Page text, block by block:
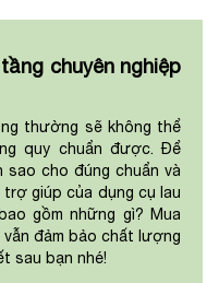
chuyên nghiệp
thường sẽ không thể
quy chuẩn được. Để
sao cho đúng chuẩn và
giúp của dụng cụ lau
gồm những gì? Mua
vẫn đảm bảo chất lượng
sau bạn nhé!